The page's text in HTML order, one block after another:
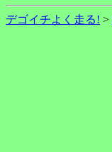
デゴイチよく走る! >